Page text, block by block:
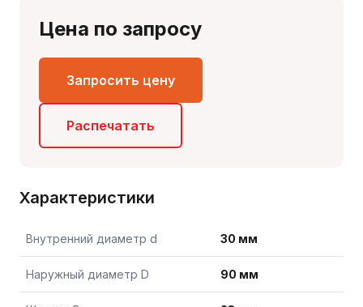
Цена по запросу
Запросить цену
Распечатать
Характеристики
Внутренний диаметр d 30 мм
Наружный диаметр D 90 мм